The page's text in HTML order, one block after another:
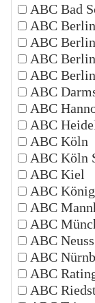
ABC Bad
ABC
ABC Berlin
ABC
ABC
ABC
ABC
ABC
ABC Köln
ABC Köln
ABC Kiel
ABC
ABC
ABC
ABC Neuss
ABC
ABC
ABC